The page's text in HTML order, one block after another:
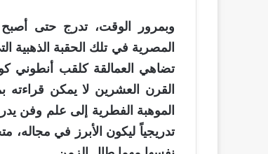
وبمرور الوقت، تدرج حتى أصبح
المصرية في تلك الحقبة الذهبية
تضاهي العمالقة كلقب أنطوني
القرن العشرين لا يمكن
الموهبة الفطرية إلى علم وفن
تدريجياً ليكون الأبرز في مجاله،